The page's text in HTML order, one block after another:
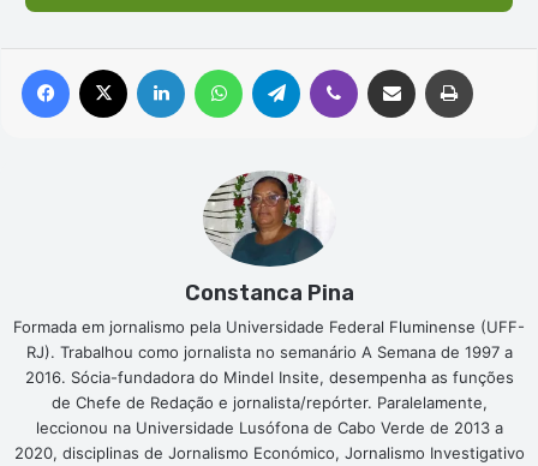
Facebook Linkedin WhatsAppTelegram Viber Compartilhar via e-mail
Constanca Pina
Formada em jornalismo pela Universidade Federal Fluminense (UFF-
RJ). Trabalhou como jornalista no semanário A Semana de 1997 a
2016. Sócia-fundadora do Mindel Insite, desempenha as funções
de Chefe de Redação e jornalista/repórter. Paralelamente,
leccionou na Universidade Lusófona de Cabo Verde de 2013 a
2020, disciplinas de Jornalismo Económico, Jornalismo Investigativo